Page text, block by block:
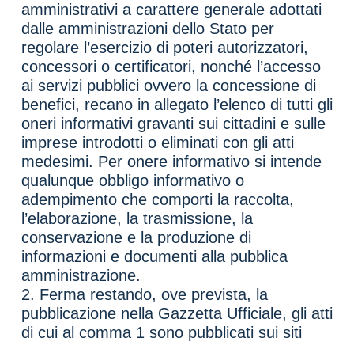
amministrativi a carattere generale adottati
dalle amministrazioni dello Stato per
regolare l’esercizio di poteri autorizzatori,
concessori o certificatori, nonché l’accesso
ai servizi pubblici ovvero la concessione di
benefici, recano in allegato l’elenco di tutti gli
oneri informativi gravanti sui cittadini e sulle
imprese introdotti o eliminati con gli atti
medesimi. Per onere informativo si intende
qualunque obbligo informativo o
adempimento che comporti la raccolta,
l’elaborazione, la trasmissione, la
conservazione e la produzione di
informazioni e documenti alla pubblica
amministrazione.
2. Ferma restando, ove prevista, la
pubblicazione nella Gazzetta Ufficiale, gli atti
di cui al comma 1 sono pubblicati sui siti